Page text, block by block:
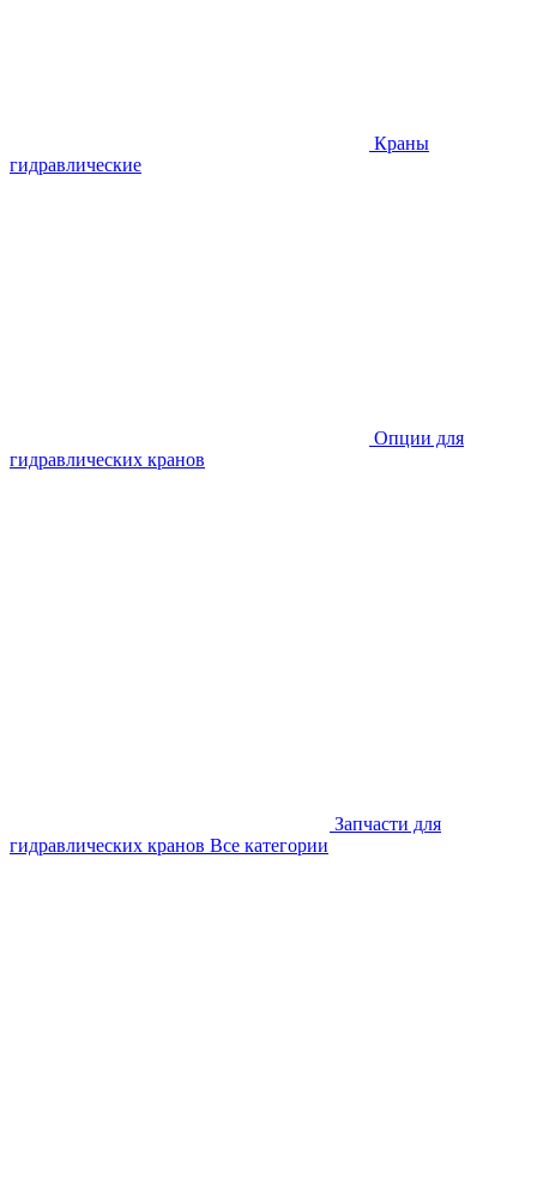
Краны
гидравлические
Опции для
гидравлических кранов
Запчасти для
гидравлических кранов Все категории